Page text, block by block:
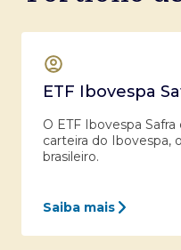
ETF Ibovespa
O ETF Ibovespa
carteira do Ibovespa,
brasileiro.
Saiba mais